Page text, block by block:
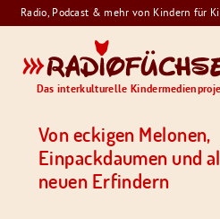
Skip
to
Radio, Podcast & mehr von Kindern für
Radiofüchse
Das interkulturelle
Von eckigen Melonen,
Einpackdaumen und
neuen Erfindern